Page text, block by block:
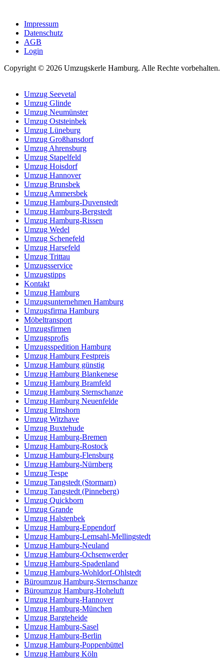
Impressum
Datenschutz
AGB
Login
Copyright © 2026 Umzugskerle Hamburg. Alle Rechte vorbehalten.
Umzug Seevetal
Umzug Glinde
Umzug Neumünster
Umzug Oststeinbek
Umzug Lüneburg
Umzug Großhansdorf
Umzug Ahrensburg
Umzug Stapelfeld
Umzug Hoisdorf
Umzug Hannover
Umzug Brunsbek
Umzug Ammersbek
Umzug Hamburg-Duvenstedt
Umzug Hamburg-Bergstedt
Umzug Hamburg-Rissen
Umzug Wedel
Umzug Schenefeld
Umzug Harsefeld
Umzug Trittau
Umzugsservice
Umzugstipps
Kontakt
Umzug Hamburg
Umzugsunternehmen Hamburg
Umzugsfirma Hamburg
Möbeltransport
Umzugsfirmen
Umzugsprofis
Umzugsspedition Hamburg
Umzug Hamburg Festpreis
Umzug Hamburg günstig
Umzug Hamburg Blankenese
Umzug Hamburg Bramfeld
Umzug Hamburg Sternschanze
Umzug Hamburg Neuenfelde
Umzug Elmshorn
Umzug Witzhave
Umzug Buxtehude
Umzug Hamburg-Bremen
Umzug Hamburg-Rostock
Umzug Hamburg-Flensburg
Umzug Hamburg-Nürnberg
Umzug Tespe
Umzug Tangstedt (Stormarn)
Umzug Tangstedt (Pinneberg)
Umzug Quickborn
Umzug Grande
Umzug Halstenbek
Umzug Hamburg-Eppendorf
Umzug Hamburg-Lemsahl-Mellingstedt
Umzug Hamburg-Neuland
Umzug Hamburg-Ochsenwerder
Umzug Hamburg-Spadenland
Umzug Hamburg-Wohldorf-Ohlstedt
Büroumzug Hamburg-Sternschanze
Büroumzug Hamburg-Hoheluft
Umzug Hamburg-Hannover
Umzug Hamburg-München
Umzug Bargteheide
Umzug Hamburg-Sasel
Umzug Hamburg-Berlin
Umzug Hamburg-Poppenbüttel
Umzug Hamburg Köln